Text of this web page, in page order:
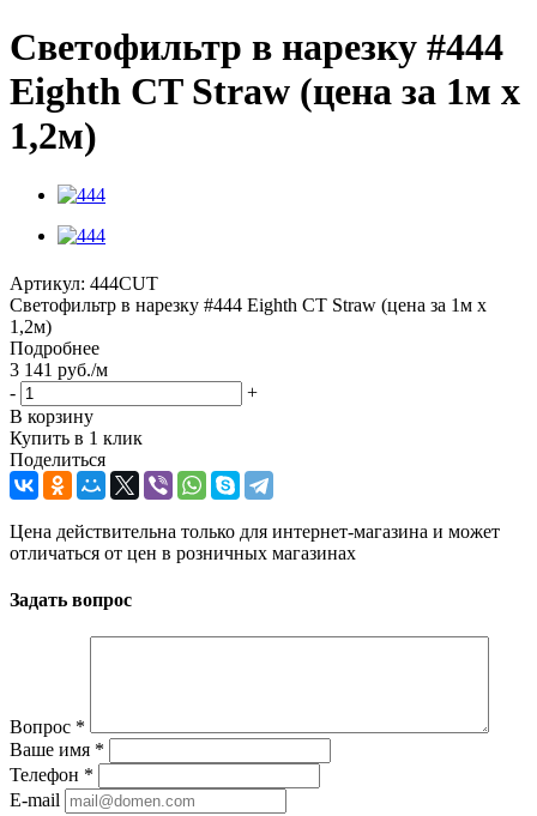
Светофильтр в нарезку #444
Eighth CT Straw (цена за 1м х
1,2м)
Артикул: 444CUT
Светофильтр в нарезку #444 Eighth CT Straw (цена за 1м х
1,2м)
Подробнее
3 141 руб./м
-
+
В корзину
Купить в 1 клик
Поделиться
Цена действительна только для интернет-магазина и может
отличаться от цен в розничных магазинах
Задать вопрос
Вопрос *
Ваше имя *
Телефон *
E-mail